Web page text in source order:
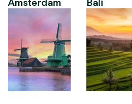
Amsterdam
Bali